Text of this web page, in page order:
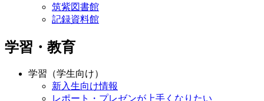
筑紫図書館
記録資料館
学習・教育
学習（学生向け）
新入生向け情報
レポート・プレゼンが上手くなりたい